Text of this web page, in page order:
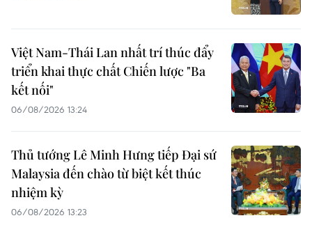
Việt Nam-Thái Lan nhất trí thúc đẩy
triển khai thực chất Chiến lược "Ba
kết nối"
06/08/2026 13:24
Thủ tướng Lê Minh Hưng tiếp Đại sứ
Malaysia đến chào từ biệt kết thúc
nhiệm kỳ
06/08/2026 13:23